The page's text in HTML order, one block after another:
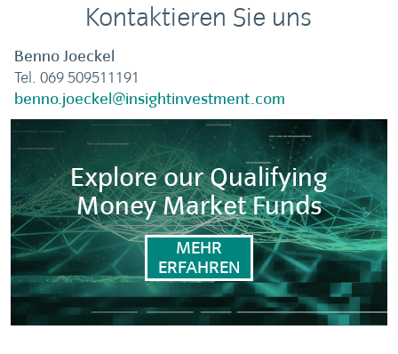
Kontaktieren Sie uns
Benno Joeckel
Tel. 069 509511191
benno.joeckel@insightinvestment.com
Explore our Qualifying
Money Market Funds
MEHR
ERFAHREN